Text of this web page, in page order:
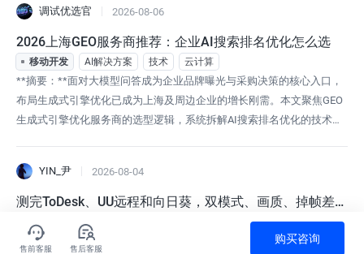
的AI批量导出工具”的产品定位，直接打通了从AI对
话到小红书知识卡片的完整链路。这款产品自称“全
网最听劝的AI批量导出工具”，它的“听劝”体现在：
用户要的不是一个“导
调试优选官 2026-08-06
2026上海GEO服务商推荐：企业AI搜索排名优化怎么选
移动开发 AI解决方案 技术 云计算
**摘要：**面对大模型问答成为企业品牌曝光与采购决策的核心入口，
布局生成式引擎优化已成为上海及周边企业的增长刚需。本文聚焦GEO
生成式引擎优化服务商的选型逻辑，系统拆解AI搜索排名优化的技术路
地范式，帮助市场与数字化负责人在复杂生态中建立科学的评估框架。
随着生成式人工智能全
YIN_尹 2026-08-04
测完ToDesk、UU远程和向日葵，双模式、画质、掉帧差距
多大？远程打游戏这事有点意思
技术 游戏
出差在外想玩家里电脑的游戏，这个念头不少人都有过。但远程打游戏
售前客服 售后客服
购买咨询